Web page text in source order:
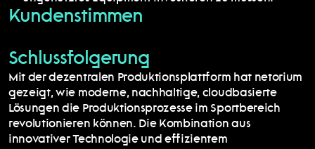
Kundenstimmen
Schlussfolgerung
Mit der dezentralen Produktionsplattform hat netorium
gezeigt, wie moderne, nachhaltige, cloudbasierte
Lösungen die Produktionsprozesse im Sportbereich
revolutionieren können. Die Kombination aus
innovativer Technologie und effizientem